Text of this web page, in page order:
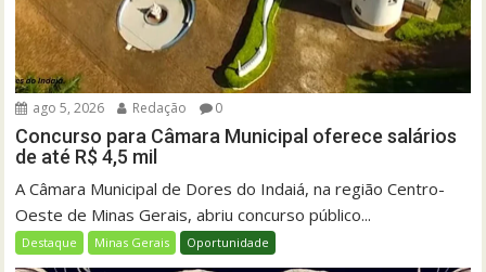
ago 5, 2026 Redação 0
Concurso para Câmara Municipal oferece salários
de até R$ 4,5 mil
A Câmara Municipal de Dores do Indaiá, na região Centro-
Oeste de Minas Gerais, abriu concurso público...
Destaque Minas Gerais Oportunidade